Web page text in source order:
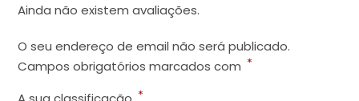
Ainda não existem avaliações.
O seu endereço de email não será publicado.
Campos obrigatórios marcados com *
*